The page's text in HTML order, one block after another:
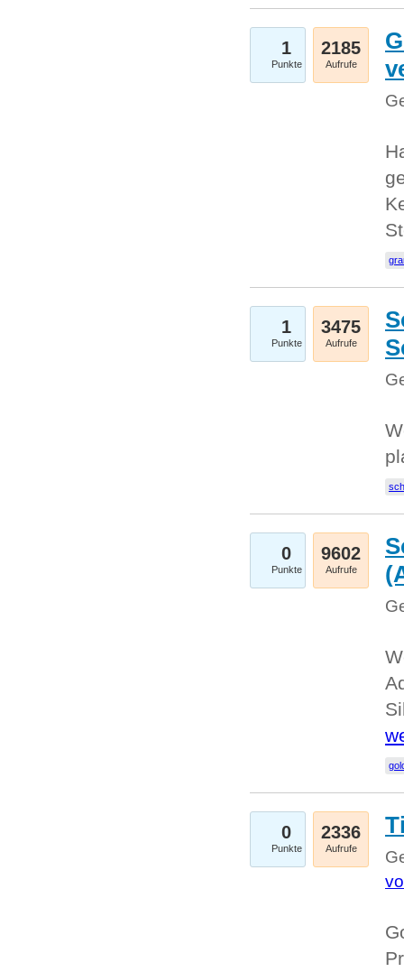
1
Punkte
2185
Aufrufe
1
Punkte
3475
Aufrufe
0
Punkte
9602
Aufrufe
0
Punkte
2336
Aufrufe